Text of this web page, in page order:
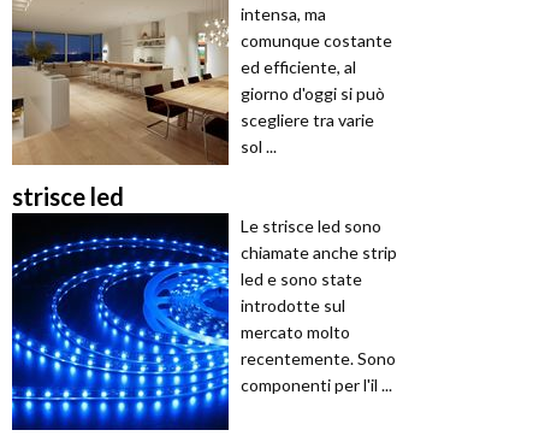
intensa, ma
comunque costante
ed efficiente, al
giorno d'oggi si può
scegliere tra varie
sol ...
strisce led
Le strisce led sono
chiamate anche strip
led e sono state
introdotte sul
mercato molto
recentemente. Sono
componenti per l'il ...